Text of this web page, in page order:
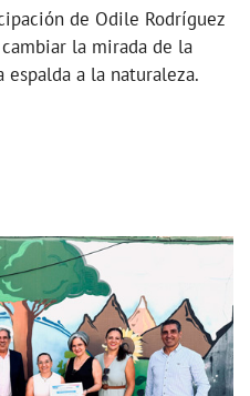
de Odile Rodríguez
la mirada de la
a la naturaleza.